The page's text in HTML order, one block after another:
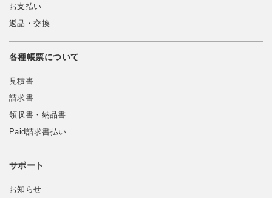
お支払い
返品・交換
各種帳票について
見積書
請求書
領収書・納品書
Paid請求書払い
サポート
お知らせ